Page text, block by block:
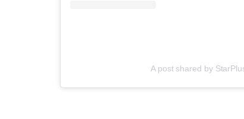
A post shared by